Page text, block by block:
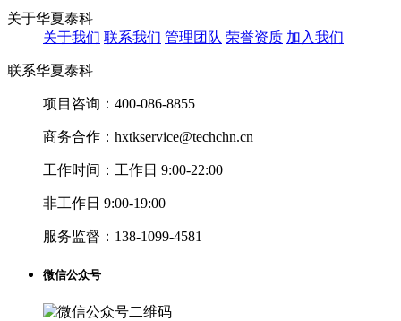
关于华夏泰科
关于我们 联系我们 管理团队 荣誉资质 加入我们
联系华夏泰科
项目咨询： 400-086-8855
商务合作： hxtkservice@techchn.cn
工作时间： 工作日 9:00-22:00
非工作日 9:00-19:00
服务监督： 138-1099-4581
微信公众号